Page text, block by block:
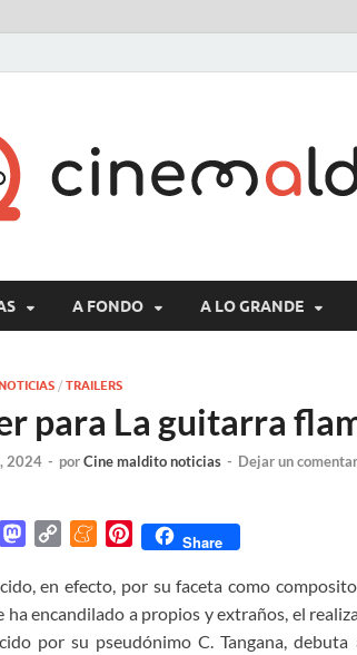
A FONDO A LO GRANDE
/ TRAILERS
para La guitarra
2024 - porCine maldito noticias - Dejar un
M
s
t
o
p
y
L
M
n
e
a
P
n
t
e
Share
en efecto, por su faceta como
ha encandilado a propios y extraños, el
por su pseudónimo C. Tangana,